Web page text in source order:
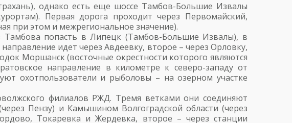
однако есть еще шоссе Тамбов-Большие Извалы
Первая дорога проходит через Первомайский,
при этом и межрегиональное значение).
попасть в Липецк (Тамбов-Большие Извалы), в
идет через Авдеевку, второе – через Орловку,
Моршанск (восточные окрестности которого являются
направление в километре к северо-западу от
охотпользователи и рыболовы – на озерном участке
филиалов РЖД. Тремя ветками они соединяют
Пензу) и Камышином Волгоградской области (через
Токаревка и Жердевка, второе – через станции